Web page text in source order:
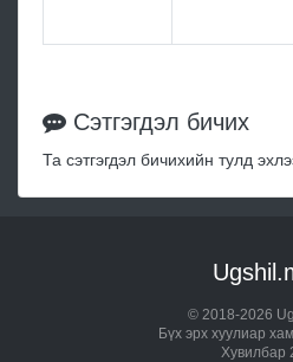
Сэтгэгдэл бичих
Та сэтгэгдэл бичихийн тулд
© 2018-2026
Бүх эрх хуулиар
Хувилбар